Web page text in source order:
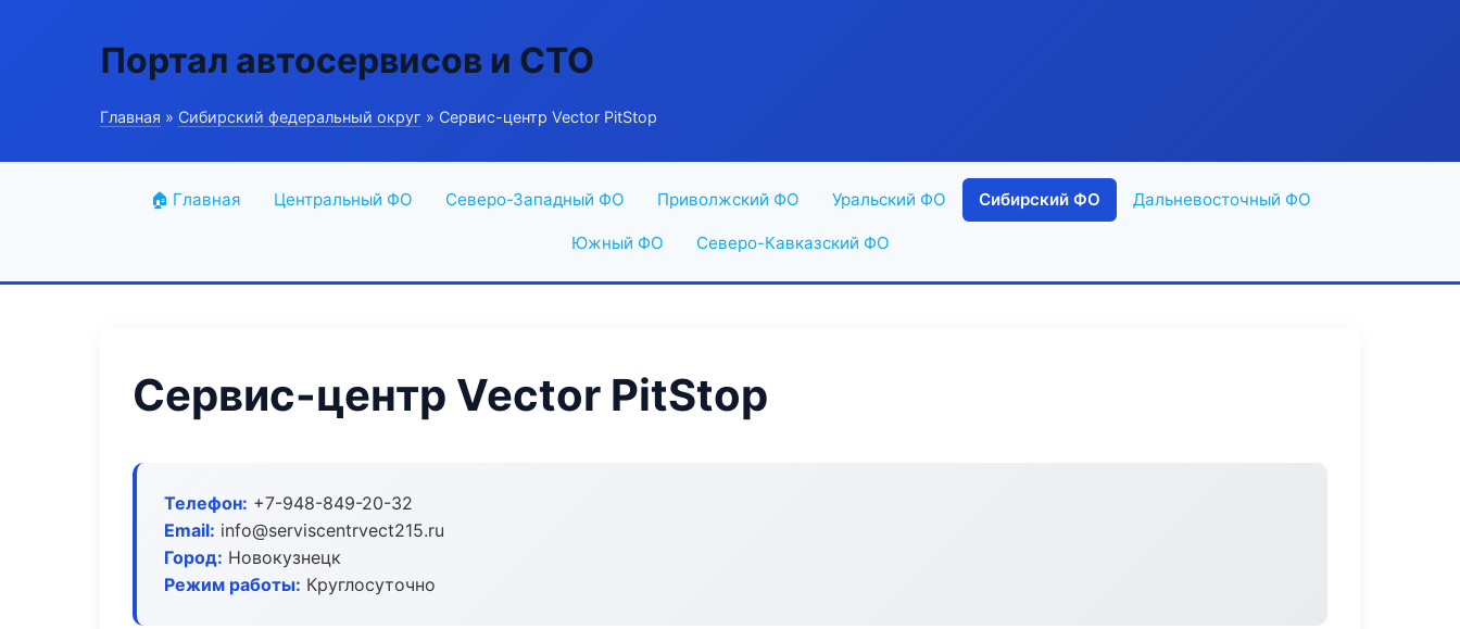
Портал автосервисов и СТО
Главная » Сибирский федеральный округ » Сервис-центр Vector PitStop
🏠 Главная Центральный ФО Северо-Западный ФО Приволжский ФО Уральский ФО Сибирский ФО Дальневосточный ФО
Южный ФО Северо-Кавказский ФО
Сервис-центр Vector PitStop
Телефон: +7-948-849-20-32
Email: info@serviscentrvect215.ru
Город: Новокузнецк
Режим работы: Круглосуточно